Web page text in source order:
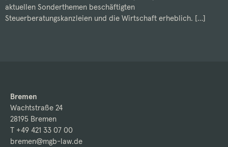
aktuellen Sonderthemen beschäftigten
Steuerberatungskanzleien und die Wirtschaft erheblich. […]
Bremen
Wachtstraße 24
28195 Bremen
T +49 421 33 07 00
bremen@mgb-law.de